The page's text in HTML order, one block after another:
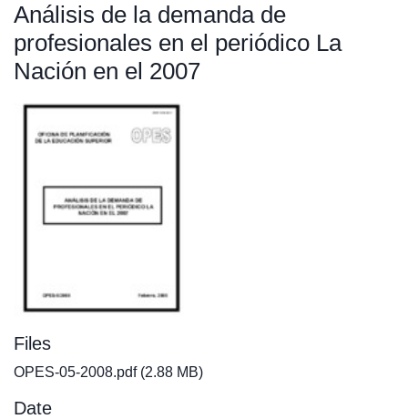
Statistics
Análisis de la demanda de
profesionales en el periódico La
Nación en el 2007
Files
OPES-05-2008.pdf(2.88 MB)
Date